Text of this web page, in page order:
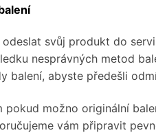
svůj produkt do
nesprávných metod
balení, abyste předešli
pokud možno originální
vám připravit